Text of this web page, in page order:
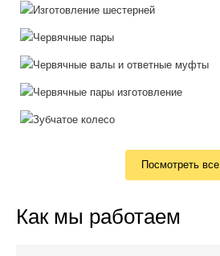
Посмотреть все
Как мы работаем